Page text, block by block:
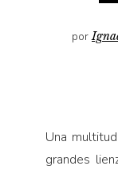
Vidas paralelas
Voces y lecturas
por
Una
grandes